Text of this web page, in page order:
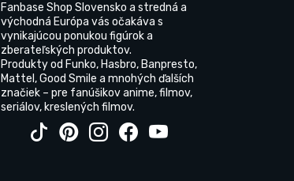
Fanbase Shop Slovensko a stredná a
východná Európa vás očakáva s
vynikajúcou ponukou figúrok a
zberateľských produktov.
Produkty od Funko, Hasbro, Banpresto,
Mattel, Good Smile a mnohých ďalších
značiek – pre fanúšikov anime, filmov,
seriálov, kreslených filmov.